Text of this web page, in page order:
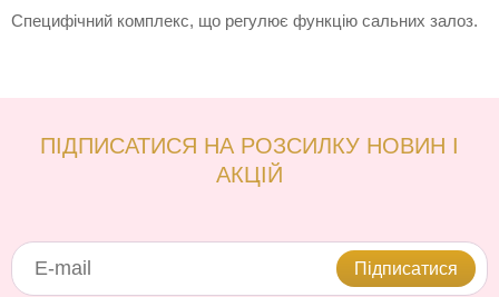
Специфічний комплекс, що регулює функцію сальних залоз.
ПІДПИСАТИСЯ НА РОЗСИЛКУ НОВИН І
АКЦІЙ
Підписатися